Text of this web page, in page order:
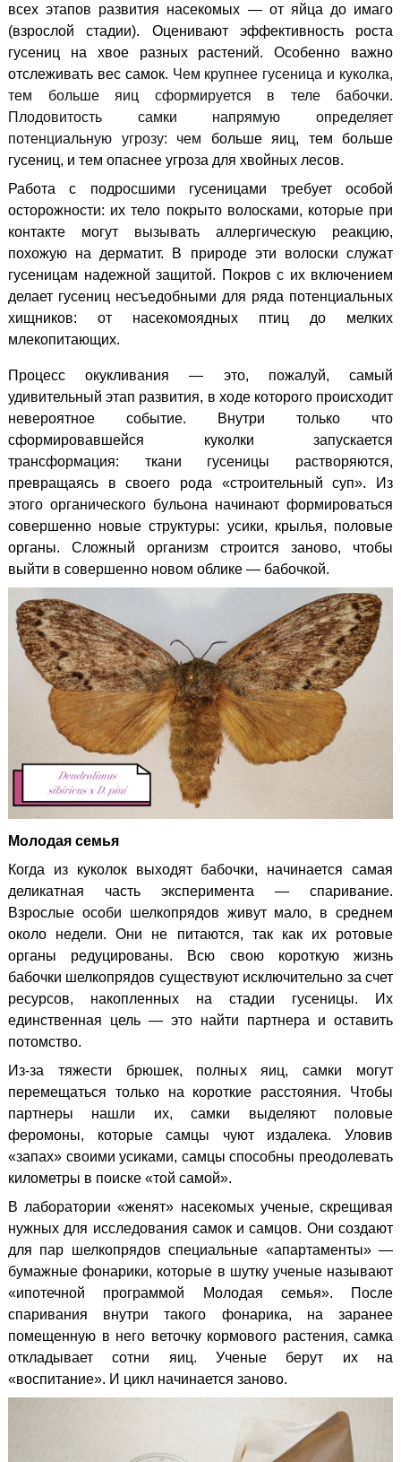
всех этапов развития насекомых — от яйца до имаго
(взрослой стадии). Оценивают эффективность роста
гусениц на хвое разных растений.
Особенно важно
отслеживать вес самок. Чем крупнее гусеница и куколка,
тем больше яиц сформируется в теле бабочки.
Плодовитость самки напрямую определяет
потенциальную угрозу: чем больше яиц, тем больше
гусениц, и тем опаснее угроза для хвойных лесов.
Работа с подросшими гусеницами требует особой
осторожности: их тело покрыто волосками, которые при
контакте могут вызывать аллергическую реакцию,
похожую на дерматит.
В природе эти волоски служат
гусеницам надежной защитой. Покров с их включением
делает гусениц несъедобными для ряда потенциальных
хищников: от насекомоядных птиц до мелких
млекопитающих.
Процесс окукливания — это, пожалуй, самый
удивительный этап развития, в ходе которого происходит
невероятное событие. Внутри только что
сформировавшейся куколки запускается
трансформация: ткани гусеницы растворяются,
превращаясь в
своего рода «строительный суп». Из
этого органического бульона начинают формироваться
совершенно новые структуры: усики, крылья, половые
органы. Сложный организм строится заново, чтобы
выйти в совершенно новом облике — бабочкой.
Молодая семья
Когда из куколок выходят бабочки, начинается самая
деликатная часть эксперимента — спаривание.
Взрослые особи шелкопрядов живут мало, в среднем
около недели. Они не питаются, так как их ротовые
органы редуцированы. Всю свою короткую жизнь
бабочки шелкопрядов существуют исключительно за счет
ресурсов, накопленных на стадии гусеницы. Их
единственная цель — это найти партнера и оставить
потомство.
Из-за тяжести брюшек, полных яиц, самки могут
перемещаться только на короткие расстояния. Чтобы
партнеры нашли их, самки выделяют половые
феромоны, которые самцы чуют издалека. Уловив
«запах» своими усиками, самцы способны преодолевать
километры в поиске «той самой».
В лаборатории «женят» насекомых ученые, скрещивая
нужных для исследования самок и самцов. Они создают
для пар шелкопрядов специальные «апартаменты» —
бумажные фонарики, которые в шутку ученые называют
«ипотечной программой Молодая семья». После
спаривания внутри такого фонарика, на заранее
помещенную в него веточку кормового растения, самка
откладывает сотни яиц. Ученые берут их на
«воспитание». И цикл начинается заново.